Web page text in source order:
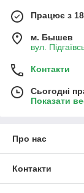
Працює з
м. Бышев
вул.
Контакти
Сьогодні
Показати
Про нас
Контакти